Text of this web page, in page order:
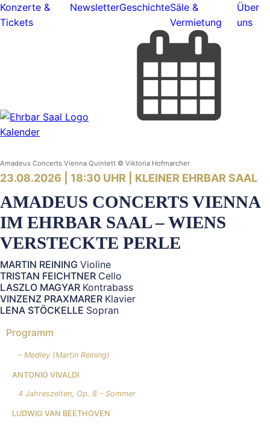
Konzerte &
Tickets
NewsletterGeschichteSäle &
Vermietung
Über
uns
Kalender
Amadeus Concerts Vienna Quintett © Viktoria Hofmarcher
23.08.2026 | 18:30 UHR | KLEINER EHRBAR SAAL
AMADEUS CONCERTS VIENNA
IM EHRBAR SAAL – WIENS
VERSTECKTE PERLE
MARTIN REINING Violine
TRISTAN FEICHTNER Cello
LASZLO MAGYAR Kontrabass
VINZENZ PRAXMARER Klavier
LENA STÖCKELLE Sopran
Programm
– Medley (Martin Reining)
ANTONIO VIVALDI
4 Jahreszeiten, Op. 8 – Sommer
LUDWIG VAN BEETHOVEN